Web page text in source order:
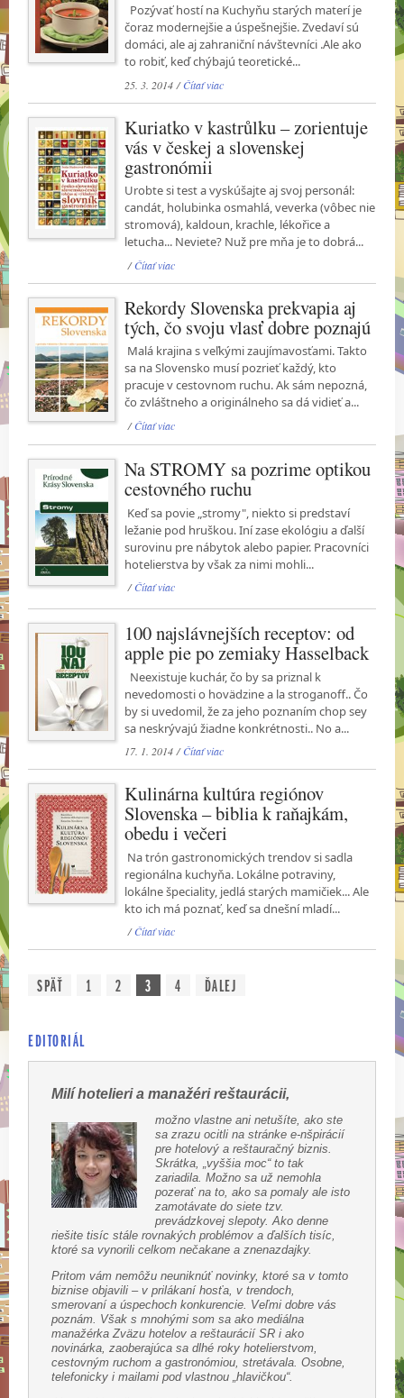
Pozývať hostí na Kuchyňu starých materí je
čoraz modernejšie a úspešnejšie. Zvedaví sú
domáci, ale aj zahraniční návštevníci .Ale ako
to robiť, keď chýbajú teoretické...
25. 3. 2014 /Čítať viac
Kuriatko v kastrůlku – zorientuje
vás v českej a slovenskej
gastronómii
Urobte si test a vyskúšajte aj svoj personál:
candát, holubinka osmahlá, veverka (vôbec nie
stromová), kaldoun, krachle, lékořice a
letucha... Neviete? Nuž pre mňa je to dobrá...
/Čítať viac
Rekordy Slovenska prekvapia aj
tých, čo svoju vlasť dobre poznajú
Malá krajina s veľkými zaujímavosťami. Takto
sa na Slovensko musí pozrieť každý, kto
pracuje v cestovnom ruchu. Ak sám nepozná,
čo zvláštneho a originálneho sa dá vidieť a...
/Čítať viac
Na STROMY sa pozrime optikou
cestovného ruchu
Keď sa povie „stromy", niekto si predstaví
ležanie pod hruškou. Iní zase ekológiu a ďalší
surovinu pre nábytok alebo papier. Pracovníci
hotelierstva by však za nimi mohli...
/Čítať viac
100 najslávnejších receptov: od
apple pie po zemiaky Hasselback
Neexistuje kuchár, čo by sa priznal k
nevedomosti o hovädzine a la stroganoff.. Čo
by si uvedomil, že za jeho poznaním chop sey
sa neskrývajú žiadne konkrétnosti.. No a...
17. 1. 2014 /Čítať viac
Kulinárna kultúra regiónov
Slovenska – biblia k raňajkám,
obedu i večeri
Na trón gastronomických trendov si sadla
regionálna kuchyňa. Lokálne potraviny,
lokálne špeciality, jedlá starých mamičiek... Ale
kto ich má poznať, keď sa dnešní mladí...
/Čítať viac
SPÄŤ 1 2 3 4 ĎALEJ
EDITORIÁL
Milí hotelieri a manažéri reštaurácii,
možno vlastne ani netušíte, ako ste
sa zrazu ocitli na stránke e-nšpirácií
pre hotelový a reštauračný biznis.
Skrátka, „vyššia moc“ to tak
zariadila. Možno sa už nemohla
pozerať na to, ako sa pomaly ale isto
zamotávate do siete tzv.
prevádzkovej slepoty. Ako denne
riešite tisíc stále rovnakých problémov a ďalších tisíc,
ktoré sa vynorili celkom nečakane a znenazdajky.
Pritom vám nemôžu neuniknúť novinky, ktoré sa v tomto
biznise objavili – v prilákaní hosťa, v trendoch,
smerovaní a úspechoch konkurencie. Veľmi dobre vás
poznám. Však s mnohými som sa ako mediálna
manažérka Zväzu hotelov a reštaurácií SR i ako
novinárka, zaoberajúca sa dlhé roky hotelierstvom,
cestovným ruchom a gastronómiou, stretávala. Osobne,
telefonicky i mailami pod vlastnou „hlavičkou“.